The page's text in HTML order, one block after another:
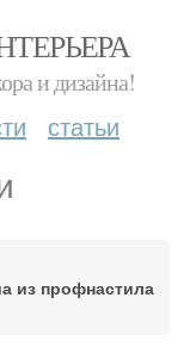
и дизайна!
статьи
из профнастила